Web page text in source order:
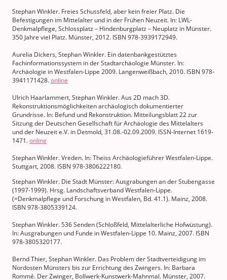
Stephan Winkler. Freies Schussfeld, aber kein freier Platz. Die
Befestigungen im Mittelalter und in der Frühen Neuzeit. In: LWL-
Denkmalpflege, Schlossplatz – Hindenburgplatz – Neuplatz in Münster.
350 Jahre viel Platz. Münster, 2012. ISBN 978-3939172949.
Aurelia Dickers, Stephan Winkler. Ein datenbankgestütztes
Fachinformationssystem in der Stadtarchäologie Münster. In:
Archäologie in Westfalen-Lippe 2009. Langenweißbach, 2010. ISBN 978-
3941171428.online
Ulrich Haarlammert, Stephan Winkler. Aus 2D mach 3D.
Rekonstruktionsmöglichkeiten archäologisch dokumentierter
Grundrisse. In: Befund und Rekonstruktion. Mitteilungsblatt 22 zur
Sitzung der Deutschen Gesellschaft für Archäologie des Mittelalters
und der Neuzeit e.V. in Detmold, 31.08.-02.09.2009. ISSN-Internet 1619-
1471.online
Stephan Winkler. Vreden. In: Theiss Archäologieführer Westfalen-Lippe.
Stuttgart, 2008. ISBN 978-3806222180.
Stephan Winkler. Die Stadt Münster: Ausgrabungen an der Stubengasse
(1997-1999). Hrsg. Landschaftsverband Westfalen-Lippe.
(=Denkmalpflege und Forschung in Westfalen, Bd. 41.1). Mainz, 2008.
ISBN 978-3805339124.
Stephan Winkler. 536 Senden (Schloßfeld, Mittelalterliche Hofwüstung).
In: Ausgrabungen und Funde in Westfalen-Lippe 10. Mainz, 2007. ISBN
978-3805320177.
Bernd Thier, Stephan Winkler. Das Problem der Stadtverteidigung im
Nordosten Münsters bis zur Errichtung des Zwingers. In: Barbara
Rommé. Der Zwinger, Bollwerk-Kunstwerk-Mahnmal. Münster, 2007.